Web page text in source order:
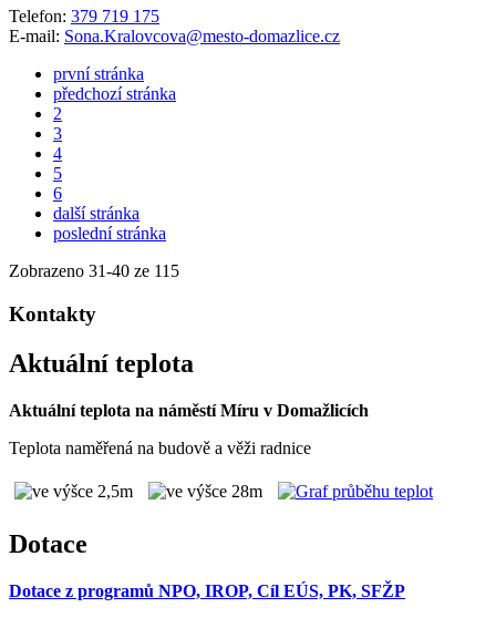
Telefon: 379 719 175
E-mail: Sona.Kralovcova@mesto-domazlice.cz
první stránka
předchozí stránka
2
3
4
5
6
další stránka
poslední stránka
Zobrazeno 31-40 ze 115
Kontakty
Aktuální teplota
Aktuální teplota na náměstí Míru v Domažlicích
Teplota naměřená na budově a věži radnice
Dotace
Dotace z programů NPO, IROP, Cíl EÚS, PK, SFŽP